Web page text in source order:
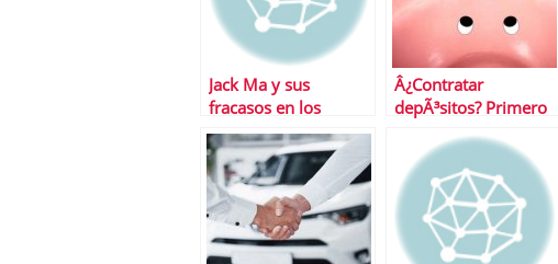
Jack Ma y sus
fracasos en los
trabajos
Â¿Contratar
depÃ³sitos? Primero